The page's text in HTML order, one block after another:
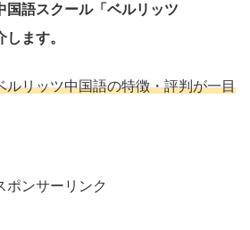
国語スクール「ベルリッツ
ます。
ルリッツ中国語の特徴・評判が一目
ポンサーリンク